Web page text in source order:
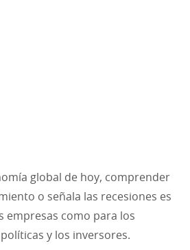
global de hoy, comprender
o señala las recesiones es
empresas como para los
y los inversores.